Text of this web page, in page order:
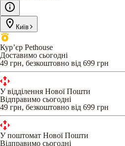
Київ
Кур’єр Pethouse
Доставимо сьогодні
49 грн, безкоштовно від 699 грн
У відділення Нової Пошти
Відправимо сьогодні
49 грн, безкоштовно від 699 грн
У поштомат Нової Пошти
Відправимо сьогодні